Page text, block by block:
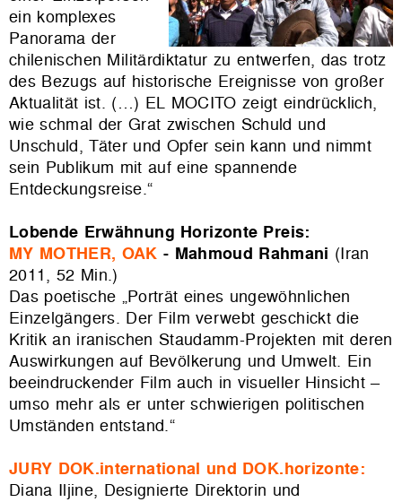
ein komplexes
Panorama der
chilenischen Militärdiktatur zu entwerfen, das trotz
des Bezugs auf historische Ereignisse von großer
Aktualität ist. (…) EL MOCITO zeigt eindrücklich,
wie schmal der Grat zwischen Schuld und
Unschuld, Täter und Opfer sein kann und nimmt
sein Publikum mit auf eine spannende
Entdeckungsreise.“
Lobende Erwähnung Horizonte Preis:
MY MOTHER, OAK - Mahmoud Rahmani (Iran
2011, 52 Min.)
Das poetische „Porträt eines ungewöhnlichen
Einzelgängers. Der Film verwebt geschickt die
Kritik an iranischen Staudamm-Projekten mit deren
Auswirkungen auf Bevölkerung und Umwelt. Ein
beeindruckender Film auch in visueller Hinsicht –
umso mehr als er unter schwierigen politischen
Umständen entstand.“
JURY DOK.international und DOK.horizonte:
Diana Iljine, Designierte Direktorin und